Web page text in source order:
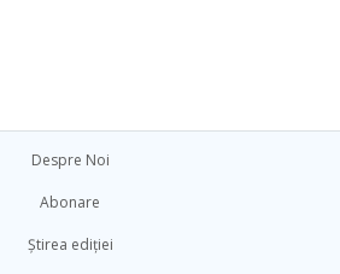
Despre Noi
Abonare
Știrea ediției